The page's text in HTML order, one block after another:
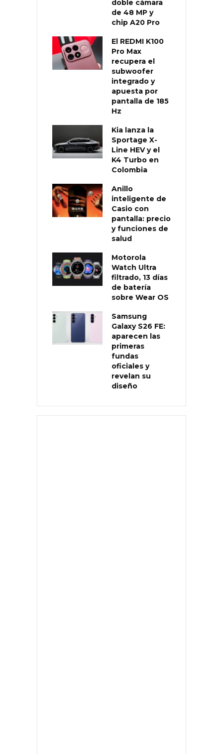
doble cámara
de 48 MP y
chip A20 Pro
El REDMI K100
Pro Max
recupera el
subwoofer
integrado y
apuesta por
pantalla de 185
Hz
Kia lanza la
Sportage X-
Line HEV y el
K4 Turbo en
Colombia
Anillo
inteligente de
Casio con
pantalla: precio
y funciones de
salud
Motorola
Watch Ultra
filtrado, 13 días
de batería
sobre Wear OS
Samsung
Galaxy S26 FE:
aparecen las
primeras
fundas
oficiales y
revelan su
diseño